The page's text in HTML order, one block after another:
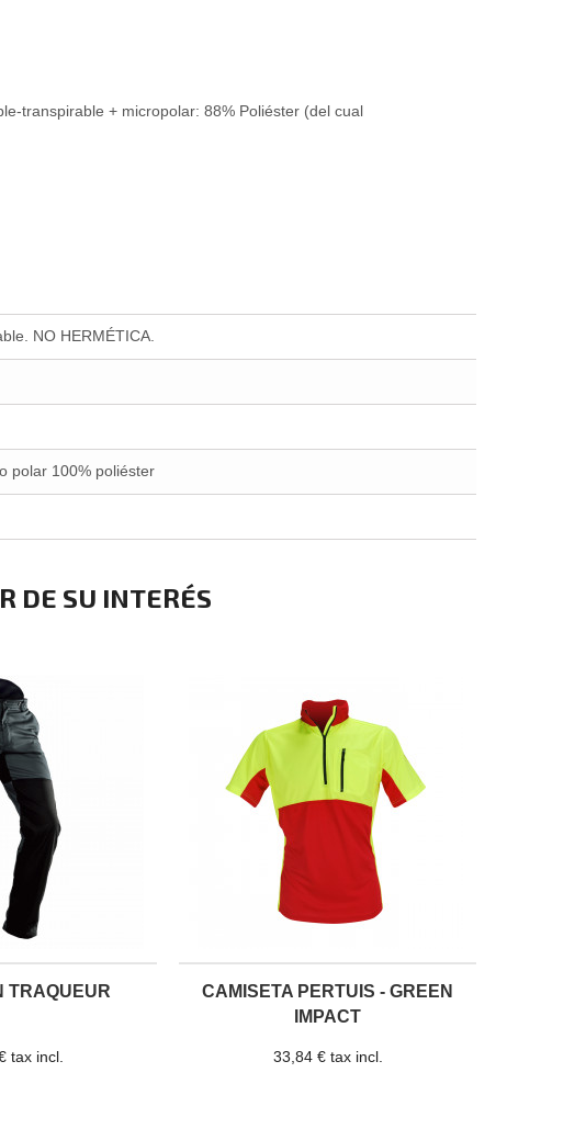
transpirable + micropolar: 88% Poliéster (del cual
NO HERMÉTICA.
polar 100% poliéster
DE SU INTERÉS
TRAQUEUR
tax incl.
CAMISETA PERTUIS - GREEN
IMPACT
33,84 € tax incl.